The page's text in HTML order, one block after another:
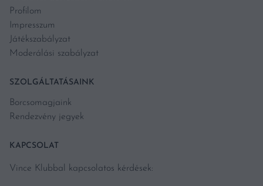
Profilom
Impresszum
Játékszabályzat
Moderálási szabályzat
SZOLGÁLTATÁSAINK
Borcsomagjaink
Rendezvény jegyek
KAPCSOLAT
Vince Klubbal kapcsolatos kérdések: